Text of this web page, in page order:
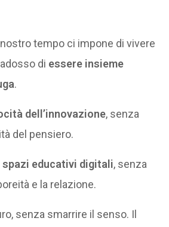
tempo ci impone di vivere
di essere insieme
.
dell’innovazione, senza
del pensiero.
educativi digitali, senza
e la relazione.
senza smarrire il senso. Il